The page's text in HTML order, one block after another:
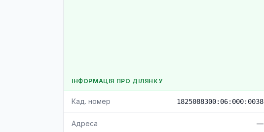
ІНФОРМАЦІЯ ПРО ДІЛЯНКУ
Кад. номер 1825088300:06:000:0038
Адреса —